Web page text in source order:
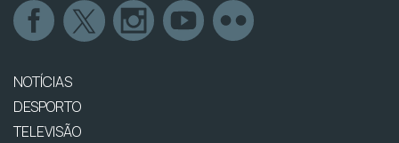
NOTÍCIAS
DESPORTO
TELEVISÃO